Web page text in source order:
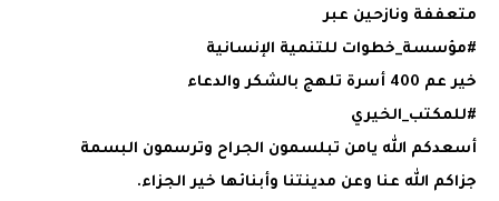
متعففة ونازحين عبر
#مؤسسة_خطوات للتنمية الإنسانية
خير عم 400 أسرة تلهج بالشكر والدعاء
#للمكتب_الخيري
أسعدكم الله يامن تبلسمون الجراح وترسمون البسمة
جزاكم الله عنا وعن مدينتنا وأبنائها خير الجزاء.